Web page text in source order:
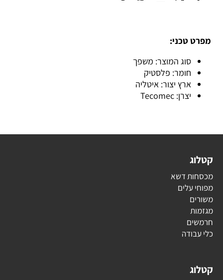
מפרט טכני:
סוג המוצר: משפך
חומר: פלסטיק
ארץ יצור: איטליה
יצרן: Tecomec
קטלוג
מכסחות דשא
מפוחי עלים
משורים
מגזמות
חרמשים
כלי עבודה
קטלוג